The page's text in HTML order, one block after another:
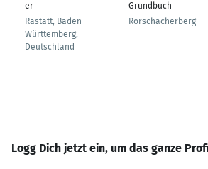
er
Rastatt, Baden-
Württemberg,
Deutschland
Grundbuch
Rorschacherberg
Logg Dich jetzt ein, um das ganze